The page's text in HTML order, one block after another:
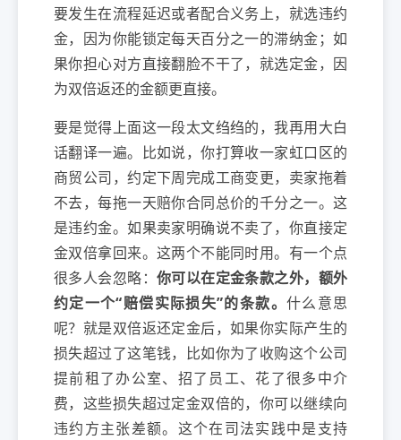
要发生在流程延迟或者配合义务上，就选违约
金，因为你能锁定每天百分之一的滞纳金；如
果你担心对方直接翻脸不干了，就选定金，因
为双倍返还的金额更直接。
要是觉得上面这一段太文绉绉的，我再用大白
话翻译一遍。比如说，你打算收一家虹口区的
商贸公司，约定下周完成工商变更，卖家拖着
不去，每拖一天赔你合同总价的千分之一。这
是违约金。如果卖家明确说不卖了，你直接定
金双倍拿回来。这两个不能同时用。有一个点
很多人会忽略： 你可以在定金条款之外，额外
约定一个“赔偿实际损失”的条款。 什么意思
呢？就是双倍返还定金后，如果你实际产生的
损失超过了这笔钱，比如你为了收购这个公司
提前租了办公室、招了员工、花了很多中介
费，这些损失超过定金双倍的，你可以继续向
违约方主张差额。这个在司法实践中是支持